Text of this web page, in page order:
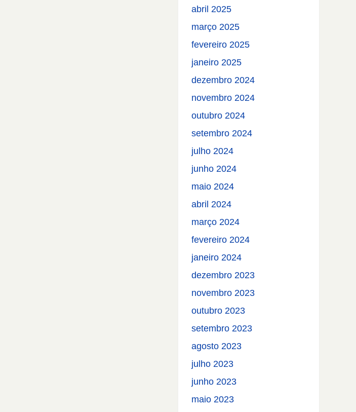
abril 2025
março 2025
fevereiro 2025
janeiro 2025
dezembro 2024
novembro 2024
outubro 2024
setembro 2024
julho 2024
junho 2024
maio 2024
abril 2024
março 2024
fevereiro 2024
janeiro 2024
dezembro 2023
novembro 2023
outubro 2023
setembro 2023
agosto 2023
julho 2023
junho 2023
maio 2023